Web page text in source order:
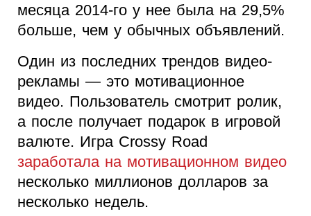
месяца 2014-го у нее была на 29,5%
больше, чем у обычных объявлений.
Один из последних трендов видео-
рекламы — это мотивационное
видео. Пользователь смотрит ролик,
а после получает подарок в игровой
валюте. Игра Crossy Road
заработала на мотивационном видео
несколько миллионов долларов за
несколько недель.